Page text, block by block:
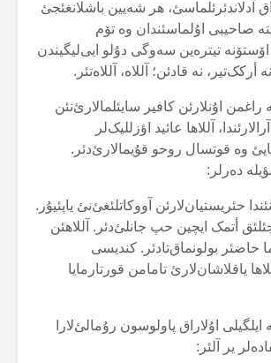
آدلاندئرئلماسئ، هر شەیین باشلانغئجئ
صاحیبی اۇلماسئندان وە تۆم
تیترەین سەوگی دۇلو ایی‌لیگیندن
أرکک‌تیر، نە قادئن؛ آللاە، آللاەتئر.
راغمن اۇنلارئن کافیر سایئلمالارئ‌نئن
آللاها عائید اؤزللیک‌لر
وە قوتسال روحو قۇیمالارئ‌دئر.
دەرلر:
حئریستیان‌لارئن آووکاتلئغئ‌نئ یاپئیۇر.
أتمک ایچین حپ جانلئ‌دئر. آللاهئن
حاضئر بولونماق‌تادئر. کندیسی
یاقلاشان‌لارئ تامامن قورتارمایا
اۇلاراق پاولوسون رۇمالئ‌لارا
یر آلئر: